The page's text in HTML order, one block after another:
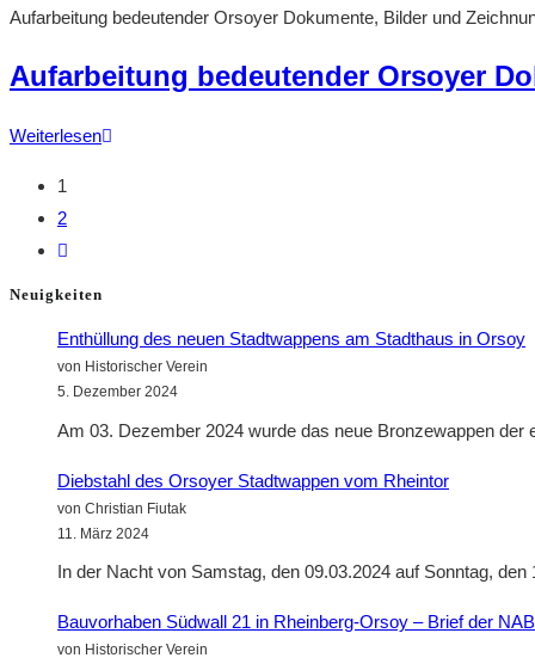
an
Stellen
Aufarbeitung bedeutender Orsoyer Dokumente, Bilder und
Aufarbeitung bedeutender Orsoyer
WeiterlesenAufarbeitung
und
Zeichnungen
1
2
Zur
Neuigkeiten
Enthüllung des neuen Stadtwappens am Stadthaus in Orsoy
von Historischer Verein
5. Dezember 2024
Am 03. Dezember 2024 wurde das neue Bronzewappen
Diebstahl des Orsoyer Stadtwappen vom Rheintor
von Christian Fiutak
11. März 2024
In der Nacht von Samstag, den 09.03.2024 auf Sonntag,
Bauvorhaben Südwall 21 in Rheinberg-Orsoy – Brief der
von Historischer Verein